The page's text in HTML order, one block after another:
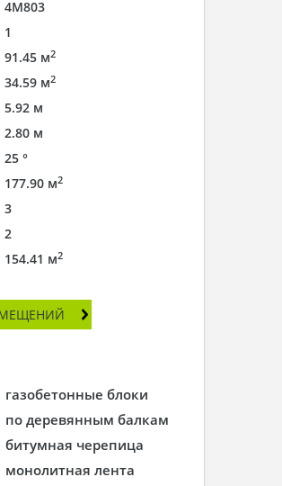
4M803
1
91.45 м2
34.59 м2
5.92 м
2.80 м
25 °
177.90 м2
3
2
154.41 м2
газобетонные блоки
по деревянным балкам
битумная черепица
монолитная лента